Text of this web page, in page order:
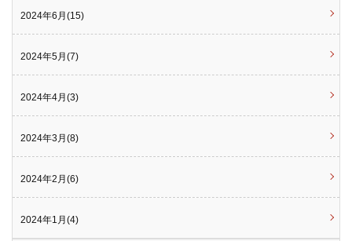
2024年6月(15)
2024年5月(7)
2024年4月(3)
2024年3月(8)
2024年2月(6)
2024年1月(4)